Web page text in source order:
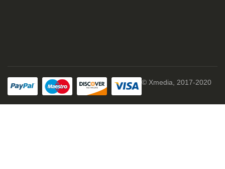
© Xmedia, 2017-2020